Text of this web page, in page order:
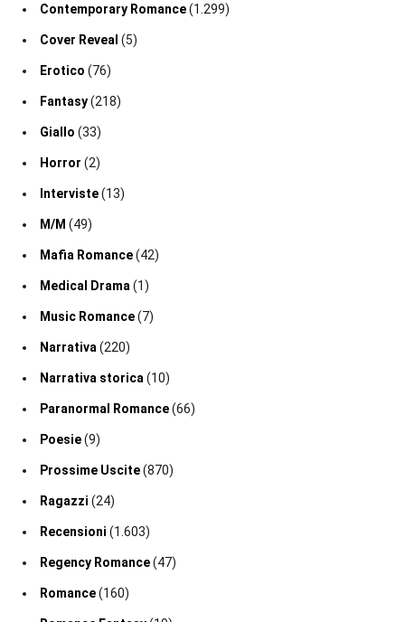
Contemporary Romance(1.299)
Cover Reveal (5)
Erotico (76)
Fantasy(218)
Giallo (33)
Horror (2)
Interviste(13)
M/M (49)
Mafia Romance(42)
Medical Drama(1)
Music Romance(7)
Narrativa(220)
Narrativa storica(10)
Paranormal Romance(66)
Poesie(9)
Prossime Uscite(870)
Ragazzi (24)
Recensioni (1.603)
Regency Romance(47)
Romance(160)